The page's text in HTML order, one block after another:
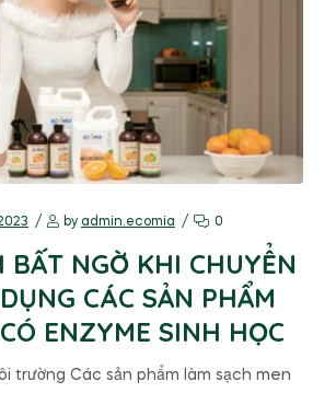
by admin.ecomia 0
BẤT NGỜ KHI CHUYỂN
CÁC SẢN PHẨM
ENZYME SINH HỌC
trường Các sản phẩm làm sạch men